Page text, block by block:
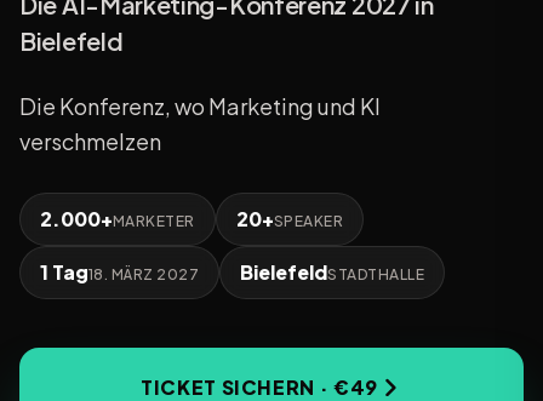
Bielefeld
Die Konferenz, wo Marketing und KI
verschmelzen
2.000+MARKETER 20+SPEAKER
1 Tag18. MÄRZ 2027 BielefeldSTADTHALLE
TICKET SICHERN · €49